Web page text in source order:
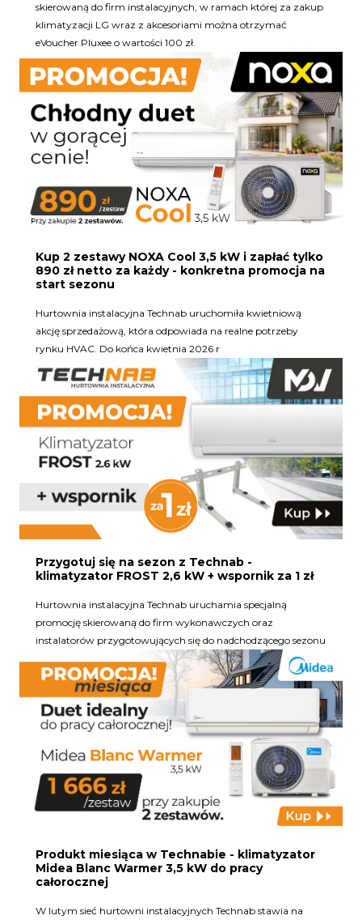
skierowaną do firm instalacyjnych, w ramach której za zakup
klimatyzacji LG wraz z akcesoriami można otrzymać
eVoucher Pluxee o wartości 100 zł.
Kup 2 zestawy NOXA Cool 3,5 kW i zapłać tylko
890 zł netto za każdy - konkretna promocja na
start sezonu
Hurtownia instalacyjna Technab uruchomiła kwietniową
akcję sprzedażową, która odpowiada na realne potrzeby
rynku HVAC. Do końca kwietnia 2026 r
Przygotuj się na sezon z Technab -
klimatyzator FROST 2,6 kW + wspornik za 1 zł
Hurtownia instalacyjna Technab uruchamia specjalną
promocję skierowaną do firm wykonawczych oraz
instalatorów przygotowujących się do nadchodzącego sezonu
Produkt miesiąca w Technabie - klimatyzator
Midea Blanc Warmer 3,5 kW do pracy
całorocznej
W lutym sieć hurtowni instalacyjnych Technab stawia na